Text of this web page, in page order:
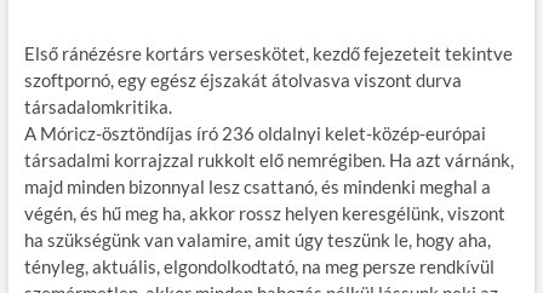
b
o
o
k
er
bl es m
g
Első ránézésre kortárs verseskötet, kezdő fejezeteit tekintve
szoftpornó, egy egész éjszakát átolvasva viszont durva
társadalomkritika.
A Móricz-ösztöndíjas író 236 oldalnyi kelet-közép-európai
társadalmi korrajzzal rukkolt elő nemrégiben. Ha azt várnánk,
majd minden bizonnyal lesz csattanó, és mindenki meghal a
végén, és hű meg ha, akkor rossz helyen keresgélünk, viszont
ha szükségünk van valamire, amit úgy teszünk le, hogy aha,
tényleg, aktuális, elgondolkodtató, na meg persze rendkívül